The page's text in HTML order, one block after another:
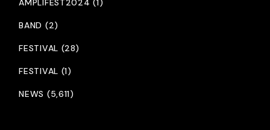
AMPLIFEST2024 (1)
BAND (2)
FESTIVAL (28)
FESTIVAL (1)
NEWS (5,611)